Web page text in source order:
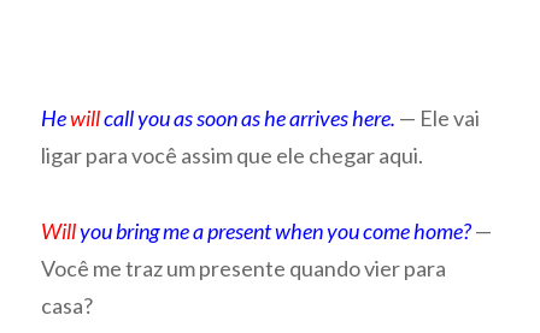
Hewillcall you as soon as he arrives here. — Ele vai
ligar para você assim que ele chegar aqui.
Willyou bring me a present when you come home?—
Você me traz um presente quando vier para
casa?